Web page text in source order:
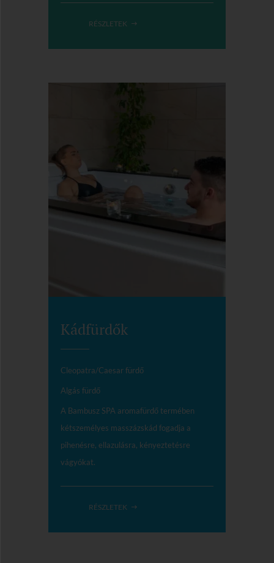
RÉSZLETEK
Kádfürdők
Cleopatra/Caesar fürdő
Algás fürdő
A Bambusz SPA aromafürdő termében
kétszemélyes masszázskád fogadja a
pihenésre, ellazulásra, kényeztetésre
vágyókat.
RÉSZLETEK